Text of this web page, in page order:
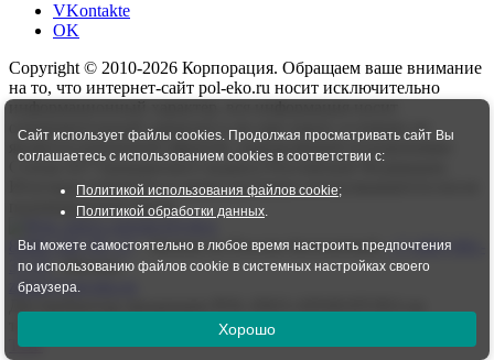
VKontakte
OK
Copyright © 2010-2026 Корпорация. Обращаем ваше внимание
на то, что интернет-сайт pol-eko.ru носит исключительно
ознакомительный характер и ни при каких условиях не
является публичной офертой, определяемой положениями
Статьи 437 Гражданского кодекса Российской Федерации.
Итоговая стоимость и сроки доставки согласовываются после
подтверждения заказа.
8 800 100−95−17- Звонок по России бесплатный,+7 (495) 001-
37-33- Москва
zakaz@pol-eko.ru
TOP
Сайт использует файлы cookies. Продолжая просматривать сайт Вы
соглашаетесь с использованием cookies в соответствии с:
Политикой использования файлов cookie;
Политикой обработки данных.
Вы можете самостоятельно в любое время настроить предпочтения
по использованию файлов cookie в системных настройках своего
браузера.
Хорошо